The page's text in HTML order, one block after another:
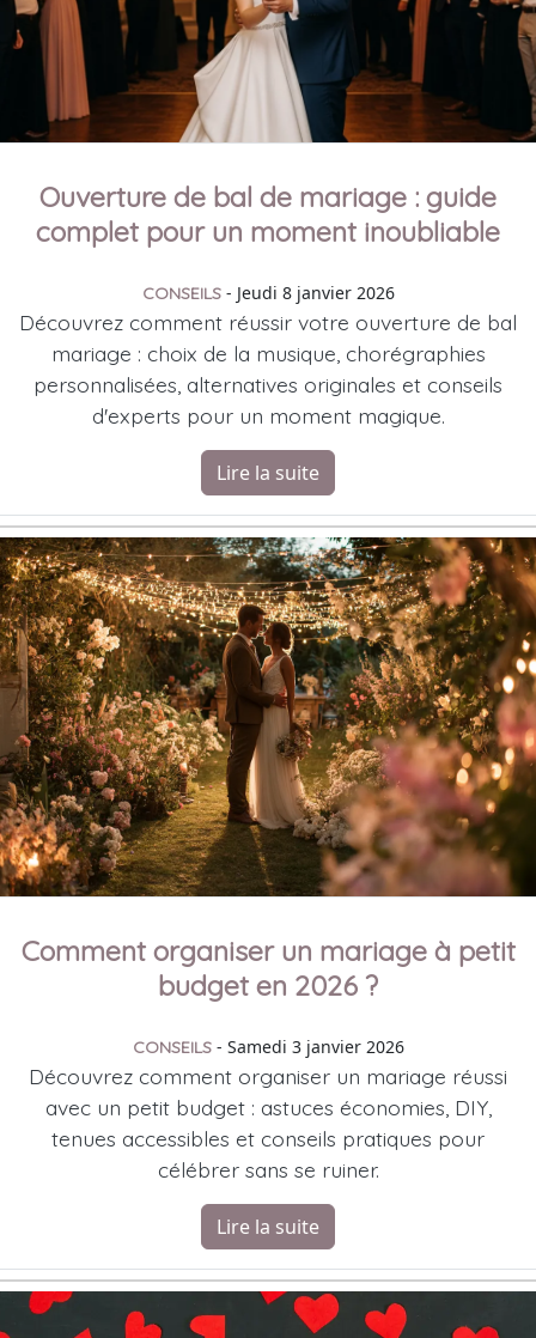
Ouverture de bal de mariage : guide
complet pour un moment inoubliable
CONSEILS- Jeudi 8 janvier 2026
Découvrez comment réussir votre ouverture de bal
mariage : choix de la musique, chorégraphies
personnalisées, alternatives originales et conseils
d'experts pour un moment magique.
Lire la suite
Comment organiser un mariage à petit
budget en 2026 ?
CONSEILS- Samedi 3 janvier 2026
Découvrez comment organiser un mariage réussi
avec un petit budget : astuces économies, DIY,
tenues accessibles et conseils pratiques pour
célébrer sans se ruiner.
Lire la suite